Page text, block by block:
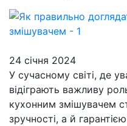
24 січня 2024
У сучасному світі, де
відіграють важливу
кухонним змішувачем
зручності, а й